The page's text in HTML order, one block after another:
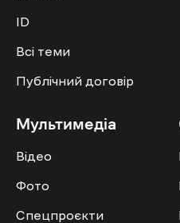
ID
Всі теми
Публічний договір
Мультимедіа
Відео
Фото
Спецпроєкти